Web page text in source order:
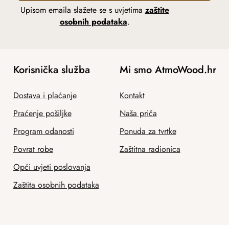
Upisom emaila slažete se s uvjetima zaštite
osobnih podataka.
Korisnička služba
Dostava i plaćanje
Praćenje pošiljke
Program odanosti
Povrat robe
Opći uvjeti poslovanja
Zaštita osobnih podataka
Mi smo AtmoWood.hr
Kontakt
Naša priča
Ponuda za tvrtke
Zaštitna radionica